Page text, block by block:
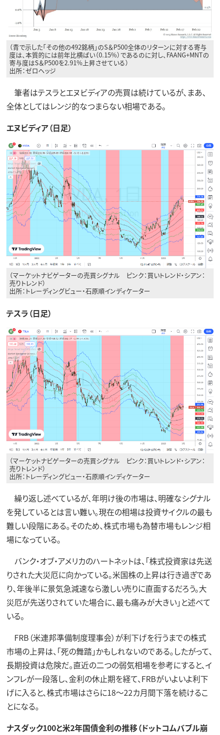
（青で示した「その他の492銘柄」のS＆P500全体のリターンに対する寄与
度は、本質的には前年比横ばい（0.15%）であるのに対し、FAANG+MNTの
寄与度はS＆P500を2.91%上昇させている）
出所：ゼロヘッジ
筆者はテスラとエヌビディアの売買は続けているが、まあ、
全体としてはレンジ的なつまらない相場である。
エヌビディア（日足）
（マーケットナビゲーターの売買シグナル ピンク：買いトレンド・シアン：
売りトレンド）
出所：トレーディングビュー・石原順インディケーター
テスラ（日足）
（マーケットナビゲーターの売買シグナル ピンク：買いトレンド・シアン：
売りトレンド）
出所：トレーディングビュー・石原順インディケーター
繰り返し述べているが、年明け後の市場は、明確なシグナル
を発しているとは言い難い。現在の相場は投資サイクルの最も
難しい段階にある。そのため、株式市場も為替市場もレンジ相
場になっている。
バンク・オブ・アメリカのハートネットは、「株式投資家は先送
りされた大災厄に向かっている。米国株の上昇は行き過ぎであ
り、年後半に景気急減速なら激しい売りに直面するだろう。大
災厄が先送りされていた場合に、最も痛みが大きい」と述べて
いる。
FRB（米連邦準備制度理事会）が利下げを行うまでの株式
市場の上昇は、「死の舞踏」かもしれないのである。したがって、
長期投資は危険だ。直近の二つの弱気相場を参考にすると、イ
ンフレが一段落し、金利の休止期を経て、FRBがいよいよ利下
げに入ると、株式市場はさらに18～22カ月間下落を続けるこ
とになる。
ナスダック100と米2年国債金利の推移（ドットコムバブル崩